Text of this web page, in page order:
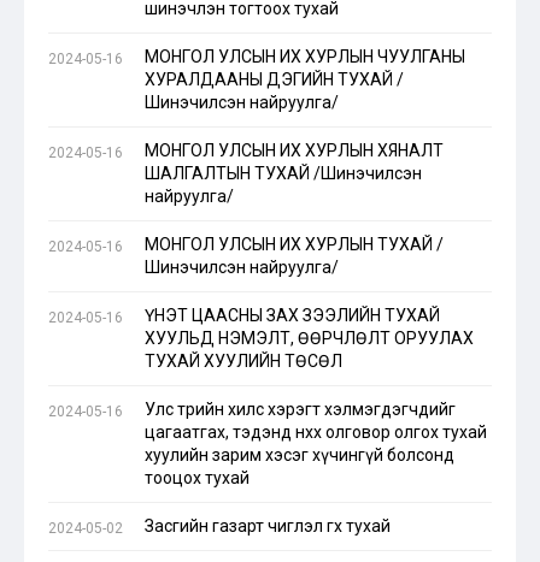
шинэчлэн тогтоох тухай
2024-05-16
МОНГОЛ УЛСЫН ИХ ХУРЛЫН ЧУУЛГАНЫ
ХУРАЛДААНЫ ДЭГИЙН ТУХАЙ /
Шинэчилсэн найруулга/
2024-05-16
МОНГОЛ УЛСЫН ИХ ХУРЛЫН ХЯНАЛТ
ШАЛГАЛТЫН ТУХАЙ /Шинэчилсэн
найруулга/
2024-05-16
МОНГОЛ УЛСЫН ИХ ХУРЛЫН ТУХАЙ /
Шинэчилсэн найруулга/
2024-05-16
ҮНЭТ ЦААСНЫ ЗАХ ЗЭЭЛИЙН ТУХАЙ
ХУУЛЬД НЭМЭЛТ, ӨӨРЧЛӨЛТ ОРУУЛАХ
ТУХАЙ ХУУЛИЙН ТӨСӨЛ
2024-05-16
Улс төрийн хилс хэрэгт хэлмэгдэгчдийг
цагаатгах, тэдэнд нөхөх олговор олгох тухай
хуулийн зарим хэсэг хүчингүй болсонд
тооцох тухай
2024-05-02 Засгийн газарт чиглэл өгөх тухай